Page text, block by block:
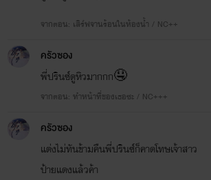
จากตอน: เสิร์ฟจานร้อนในห้องน้ำ / NC++
ครัวซอง
พี่ปรินซ์ดูหิวมากกก🤤
จากตอน: ทำหน้าที่ของเธอซะ / NC+++
ครัวซอง
แต่งไม่ทันข้ามคืนพี่ปรินซ์ก็คาดโทษเจ้าสาว
ป้ายแดงแล้วค้า